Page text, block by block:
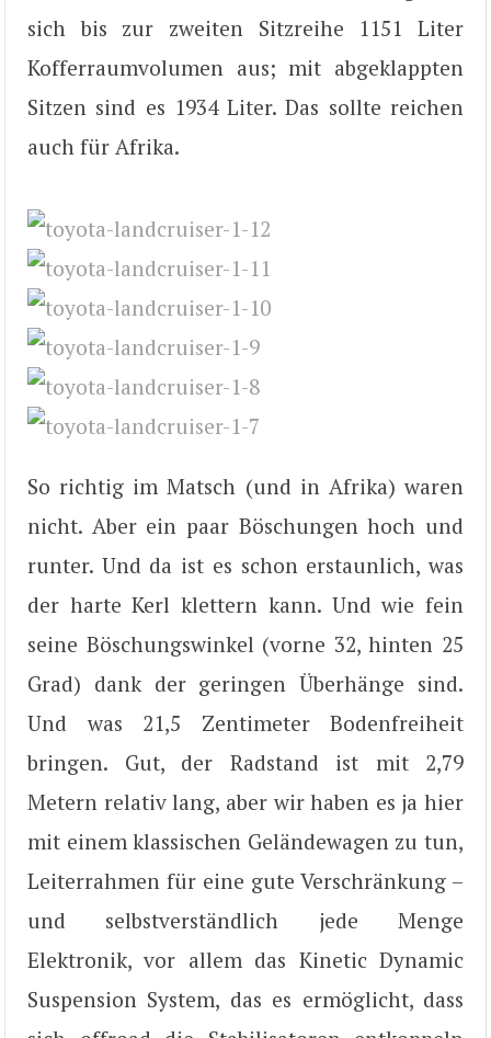
sich bis zur zweiten Sitzreihe 1151 Liter
Kofferraumvolumen aus; mit abgeklappten
Sitzen sind es 1934 Liter. Das sollte reichen
auch für Afrika.
So richtig im Matsch (und in Afrika) waren
nicht. Aber ein paar Böschungen hoch und
runter. Und da ist es schon erstaunlich, was
der harte Kerl klettern kann. Und wie fein
seine Böschungswinkel (vorne 32, hinten 25
Grad) dank der geringen Überhänge sind.
Und was 21,5 Zentimeter Bodenfreiheit
bringen. Gut, der Radstand ist mit 2,79
Metern relativ lang, aber wir haben es ja hier
mit einem klassischen Geländewagen zu tun,
Leiterrahmen für eine gute Verschränkung –
und selbstverständlich jede Menge
Elektronik, vor allem das Kinetic Dynamic
Suspension System, das es ermöglicht, dass